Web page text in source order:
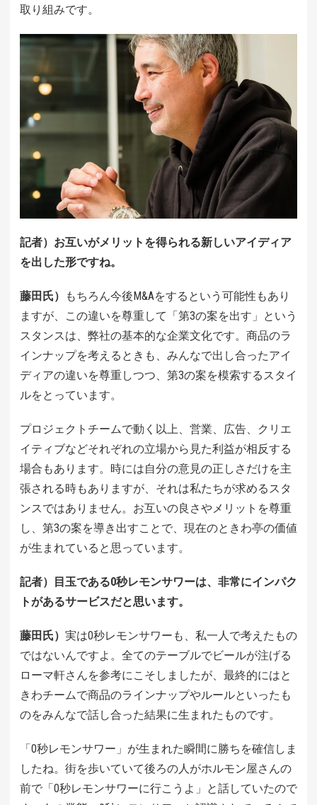
取り組みです。
記者）お互いがメリットを得られる新しいアイディア
を出した形ですね。
藤田氏）
もちろん今後M&Aをするという可能性もあり
ますが、この違いを尊重して「第3の案を出す」という
スタンスは、弊社の基本的な企業文化です。商品のラ
インナップを考えるときも、みんなで出し合ったアイ
ディアの違いを尊重しつつ、第3の案を模索するスタイ
ルをとっています。
プロジェクトチームで動く以上、営業、広告、クリエ
イティブなどそれぞれの立場から見た利益が相反する
場合もあります。時には自分の意見の正しさだけを主
張される時もありますが、それは私たちが求めるスタ
ンスではありません。お互いの良さやメリットを尊重
し、第3の案を導き出すことで、現在のときわ亭の価値
が生まれていると思っています。
記者）目玉である0秒レモンサワーは、非常にインパク
トがあるサービスだと思います。
藤田氏） 実は0秒レモンサワーも、私一人で考えたもの
ではないんですよ。全てのテーブルでビールが注げる
ローマ軒さんを参考にこそしましたが、最終的にはと
きわチームで商品のラインナップやルールといったも
のをみんなで話し合った結果に生まれたものです。
「0秒レモンサワー」が生まれた瞬間に勝ちを確信しま
したね。街を歩いていて後ろの人がホルモン屋さんの
前で「0秒レモンサワーに行こうよ」と話していたので